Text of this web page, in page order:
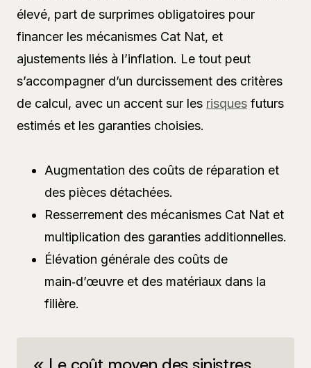
élevé, part de surprimes obligatoires pour
financer les mécanismes Cat Nat, et
ajustements liés à l’inflation. Le tout peut
s’accompagner d’un durcissement des critères
de calcul, avec un accent sur les risques futurs
estimés et les garanties choisies.
Augmentation des coûts de réparation et
des pièces détachées.
Resserrement des mécanismes Cat Nat et
multiplication des garanties additionnelles.
Élévation générale des coûts de
main‑d’œuvre et des matériaux dans la
filière.
« Le coût moyen des sinistres